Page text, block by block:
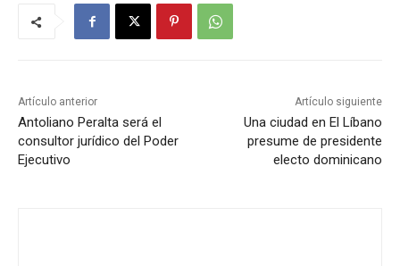
Artículo anterior
Antoliano Peralta será el
consultor jurídico del Poder
Ejecutivo
Artículo siguiente
Una ciudad en El Líbano
presume de presidente
electo dominicano